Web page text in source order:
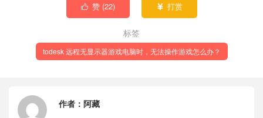
 赞 (22)  打赏
标签
todesk 远程无显示器游戏电脑时，无法操作游戏怎么办？
作者： 阿藏